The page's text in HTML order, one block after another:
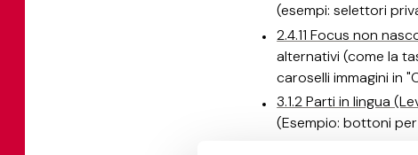
(esempi: selettori
2.4.11 Focus non
alternativi (come la
caroselli immagini in
3.1.2 Parti in lingua
(Esempio: bottoni
3.3.1 Identificazione